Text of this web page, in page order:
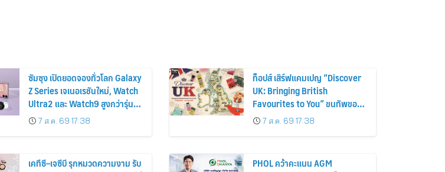
ซัมซุง เปิดยอดจองทั่วโลก Galaxy
Z Series เจเนอเรชันใหม่, Watch
Ultra2 และ Watch9 สูงกว่ารุ่น
ก่อนหน้ากว่า 30%
7 ส.ค. 69 17:38
ท็อปส์ เสิร์ฟแคมเปญ “Discover
UK: Bringing British
Favourites to You” ขนทัพของ
อร่อยและไอเท็มฮิตจากสหราช
อาณาจักร ส่งตรงถึงมือตั้งแต่วัน
7 ส.ค. 69 17:38
เคทีซี–เจซีบี รุกหมวดความงาม รับ
PHOL คว้าคะแนน AGM